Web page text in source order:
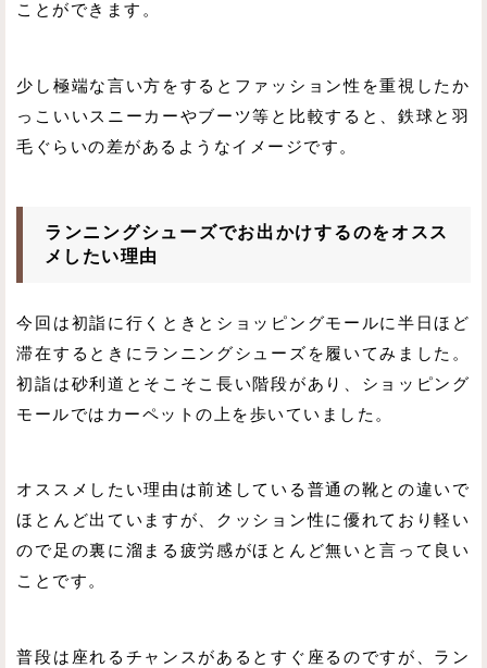
ことができます。
少し極端な言い方をするとファッション性を重視したか
っこいいスニーカーやブーツ等と比較すると、鉄球と羽
毛ぐらいの差があるようなイメージです。
ランニングシューズでお出かけするのをオスス
メしたい理由
今回は初詣に行くときとショッピングモールに半日ほど
滞在するときにランニングシューズを履いてみました。
初詣は砂利道とそこそこ長い階段があり、ショッピング
モールではカーペットの上を歩いていました。
オススメしたい理由は前述している普通の靴との違いで
ほとんど出ていますが、クッション性に優れており軽い
ので足の裏に溜まる疲労感がほとんど無いと言って良い
ことです。
普段は座れるチャンスがあるとすぐ座るのですが、ラン